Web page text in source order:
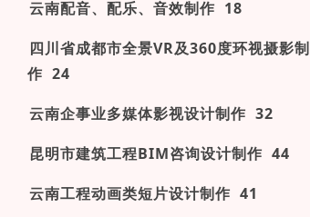
云南配音、配乐、音效制作 18
四川省成都市全景VR及360度环视摄影制
作 24
云南企事业多媒体影视设计制作 32
昆明市建筑工程BIM咨询设计制作 44
云南工程动画类短片设计制作 41